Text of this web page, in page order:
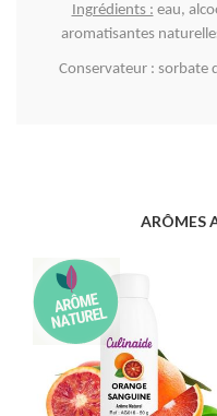
Ingrédients : eau,
aromatisantes
Conservateur : sorbate
ARÔMES